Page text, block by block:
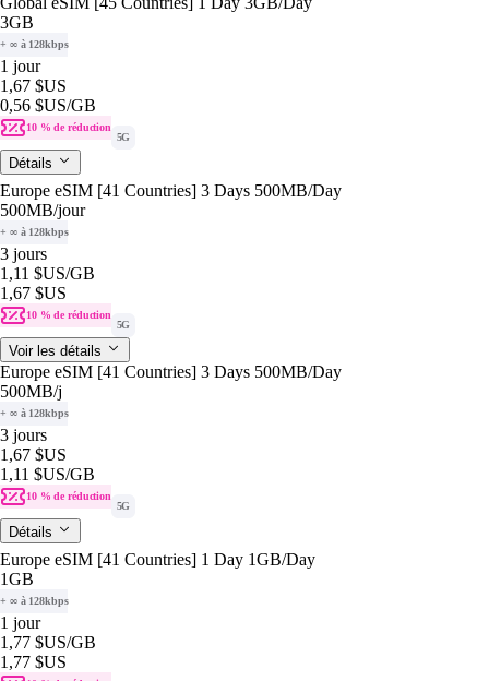
3GB
+ ∞ à 128kbps
1 jour
1,67 $US
0,56 $US/GB
10 % de réduction
5G
Détails
Europe eSIM [41 Countries] 3 Days 500MB/Day
500MB/jour
+ ∞ à 128kbps
3 jours
1,11 $US/GB
1,67 $US
10 % de réduction
5G
Voir les détails
Europe eSIM [41 Countries] 3 Days 500MB/Day
500MB/j
+ ∞ à 128kbps
3 jours
1,67 $US
1,11 $US/GB
10 % de réduction
5G
Détails
Europe eSIM [41 Countries] 1 Day 1GB/Day
1GB
+ ∞ à 128kbps
1 jour
1,77 $US/GB
1,77 $US